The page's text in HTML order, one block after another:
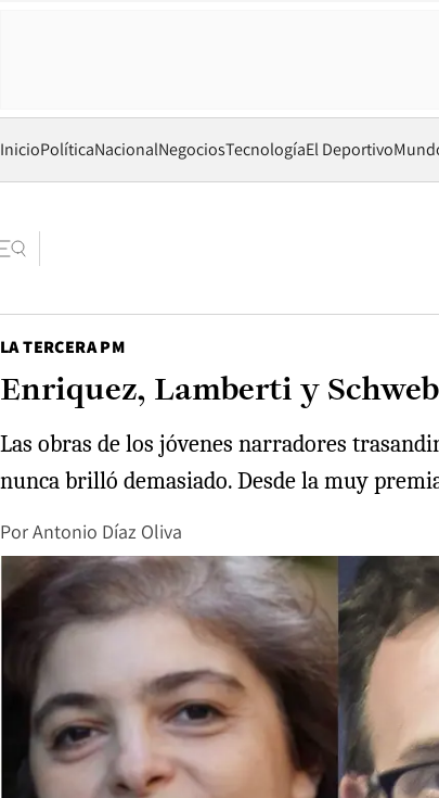
InicioPolíticaNacionalNegociosTecnologíaEl Deportivo
LA TERCERA PM
Enriquez, Lamberti y
Las obras de los jóvenes narradores
nunca brilló demasiado. Desde la muy
PorAntonio Díaz Oliva